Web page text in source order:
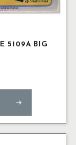
5109A BIG